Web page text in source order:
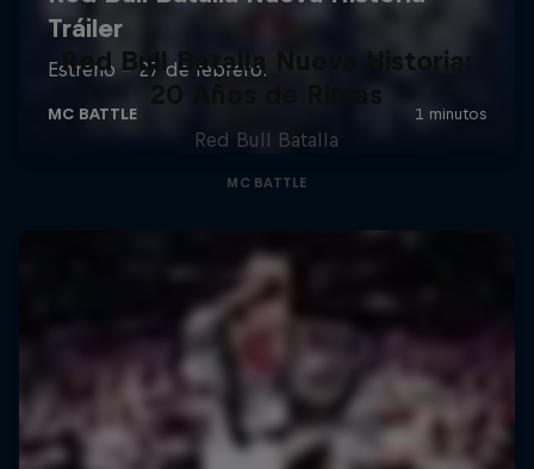
Red Bull Batalla Nueva Historia:
20 Años de Rimas
Red Bull Batalla
MC BATTLE